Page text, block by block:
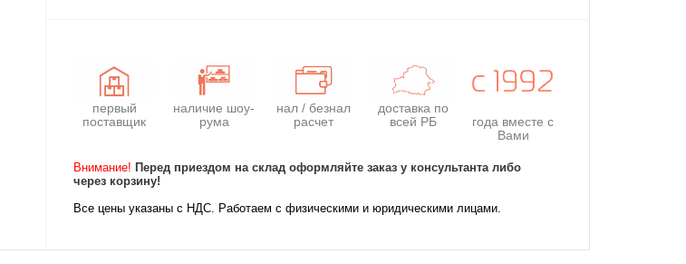
первый
поставщик
наличие шоу-
рума
нал / безнал
расчет
доставка по
всей РБ
года вместе с
Вами
Внимание! Перед приездом на склад оформляйте заказ у консультанта либо
через корзину!
Все цены указаны с НДС. Работаем с физическими и юридическими лицами.